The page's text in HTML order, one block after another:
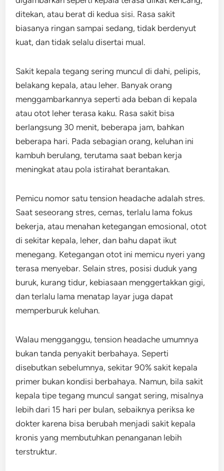
ditekan, atau berat di kedua sisi. Rasa sakit
biasanya ringan sampai sedang, tidak berdenyut
kuat, dan tidak selalu disertai mual.
Sakit kepala tegang sering muncul di dahi, pelipis,
belakang kepala, atau leher. Banyak orang
menggambarkannya seperti ada beban di kepala
atau otot leher terasa kaku. Rasa sakit bisa
berlangsung 30 menit, beberapa jam, bahkan
beberapa hari. Pada sebagian orang, keluhan ini
kambuh berulang, terutama saat beban kerja
meningkat atau pola istirahat berantakan.
Pemicu nomor satu tension headache adalah stres.
Saat seseorang stres, cemas, terlalu lama fokus
bekerja, atau menahan ketegangan emosional, otot
di sekitar kepala, leher, dan bahu dapat ikut
menegang. Ketegangan otot ini memicu nyeri yang
terasa menyebar. Selain stres, posisi duduk yang
buruk, kurang tidur, kebiasaan menggertakkan gigi,
dan terlalu lama menatap layar juga dapat
memperburuk keluhan.
Walau mengganggu, tension headache umumnya
bukan tanda penyakit berbahaya. Seperti
disebutkan sebelumnya, sekitar 90% sakit kepala
primer bukan kondisi berbahaya. Namun, bila sakit
kepala tipe tegang muncul sangat sering, misalnya
lebih dari 15 hari per bulan, sebaiknya periksa ke
dokter karena bisa berubah menjadi sakit kepala
kronis yang membutuhkan penanganan lebih
terstruktur.